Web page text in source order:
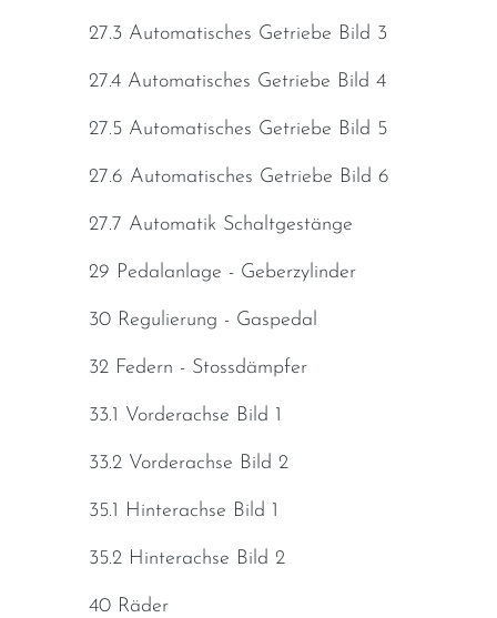
27.3 Automatisches Getriebe Bild 3
27.4 Automatisches Getriebe Bild 4
27.5 Automatisches Getriebe Bild 5
27.6 Automatisches Getriebe Bild 6
27.7 Automatik Schaltgestänge
29 Pedalanlage - Geberzylinder
30 Regulierung - Gaspedal
32 Federn - Stossdämpfer
33.1 Vorderachse Bild 1
33.2 Vorderachse Bild 2
35.1 Hinterachse Bild 1
35.2 Hinterachse Bild 2
40 Räder